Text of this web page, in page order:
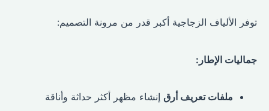
توفر الألياف الزجاجية أكبر قدر من مرونة التصميم:
جماليات الإطار:
ملفات تعريف أرق إنشاء مظهر أكثر حداثة وأناقة